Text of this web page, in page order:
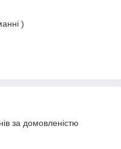
)
за домовленістю